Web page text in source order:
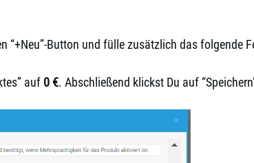
“+Neu”-Button und fülle zusätzlich das folgende
auf 0 €. Abschließend klickst Du auf